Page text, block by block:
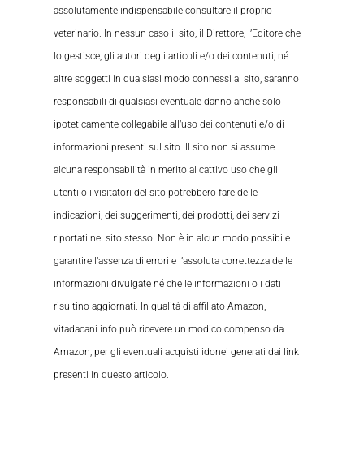
assolutamente indispensabile consultare il proprio
veterinario. In nessun caso il sito, il Direttore, l’Editore che
lo gestisce, gli autori degli articoli e/o dei contenuti, né
altre soggetti in qualsiasi modo connessi al sito, saranno
responsabili di qualsiasi eventuale danno anche solo
ipoteticamente collegabile all’uso dei contenuti e/o di
informazioni presenti sul sito. Il sito non si assume
alcuna responsabilità in merito al cattivo uso che gli
utenti o i visitatori del sito potrebbero fare delle
indicazioni, dei suggerimenti, dei prodotti, dei servizi
riportati nel sito stesso. Non è in alcun modo possibile
garantire l’assenza di errori e l’assoluta correttezza delle
informazioni divulgate né che le informazioni o i dati
risultino aggiornati. In qualità di affiliato Amazon,
vitadacani.info può ricevere un modico compenso da
Amazon, per gli eventuali acquisti idonei generati dai link
presenti in questo articolo.